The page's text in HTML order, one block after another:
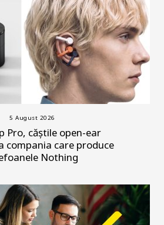
5 August 2026
Pro, căștile open-ear
compania care produce
Nothing